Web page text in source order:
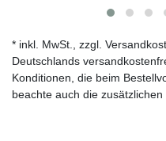
* inkl. MwSt., zzgl.
Deutschlands
Konditionen, die beim
beachte auch die